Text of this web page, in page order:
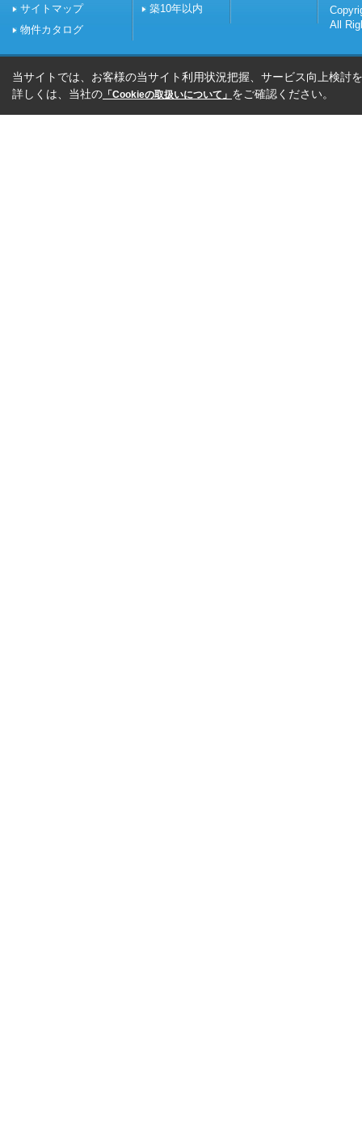
サイトマップ
物件カタログ
築10年以内
All
当サイトでは、お客様の当サイト利用状況把握、サービス向上検討
詳しくは、当社の 「Cookieの取扱いについて」 をご確認ください。